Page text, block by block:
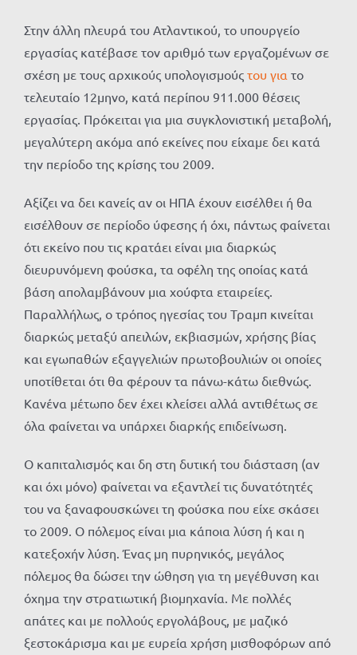
Στην άλλη πλευρά του Ατλαντικού, το υπουργείο
εργασίας κατέβασε τον αριθμό των εργαζομένων σε
σχέση με τους αρχικούς υπολογισμούς του για το
τελευταίο 12μηνο, κατά περίπου 911.000 θέσεις
εργασίας. Πρόκειται για μια συγκλονιστική μεταβολή,
μεγαλύτερη ακόμα από εκείνες που είχαμε δει κατά
την περίοδο της κρίσης του 2009.
Αξίζει να δει κανείς αν οι ΗΠΑ έχουν εισέλθει ή θα
εισέλθουν σε περίοδο ύφεσης ή όχι, πάντως φαίνεται
ότι εκείνο που τις κρατάει είναι μια διαρκώς
διευρυνόμενη φούσκα, τα οφέλη της οποίας κατά
βάση απολαμβάνουν μια χούφτα εταιρείες.
Παραλλήλως, ο τρόπος ηγεσίας του Τραμπ κινείται
διαρκώς μεταξύ απειλών, εκβιασμών, χρήσης βίας
και εγωπαθών εξαγγελιών πρωτοβουλιών οι οποίες
υποτίθεται ότι θα φέρουν τα πάνω-κάτω διεθνώς.
Κανένα μέτωπο δεν έχει κλείσει αλλά αντιθέτως σε
όλα φαίνεται να υπάρχει διαρκής επιδείνωση.
Ο καπιταλισμός και δη στη δυτική του διάσταση (αν
και όχι μόνο) φαίνεται να εξαντλεί τις δυνατότητές
του να ξαναφουσκώνει τη φούσκα που είχε σκάσει
το 2009. Ο πόλεμος είναι μια κάποια λύση ή και η
κατεξοχήν λύση. Ένας μη πυρηνικός, μεγάλος
πόλεμος θα δώσει την ώθηση για τη μεγέθυνση και
όχημα την στρατιωτική βιομηχανία. Με πολλές
απάτες και με πολλούς εργολάβους, με μαζικό
ξεστοκάρισμα και με ευρεία χρήση μισθοφόρων από